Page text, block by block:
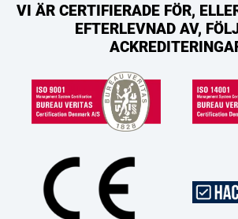
VI ÄR CERTIFIERADE FÖR,
EFTERLEVNAD AV,